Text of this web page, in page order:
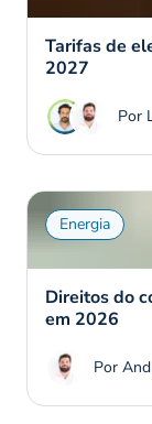
Tarifas de
2027
Por
Energia
Direitos do
em 2026
Por